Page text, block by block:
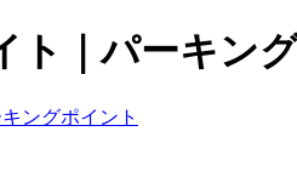
ト｜パーキン
ングポイント